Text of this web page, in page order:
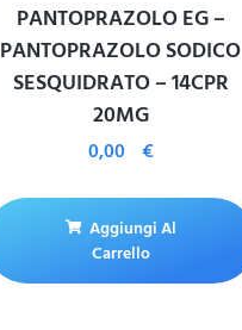
PANTOPRAZOLO EG –
PANTOPRAZOLO SODICO
SESQUIDRATO – 14CPR
20MG
0,00 €
Aggiungi Al
Carrello